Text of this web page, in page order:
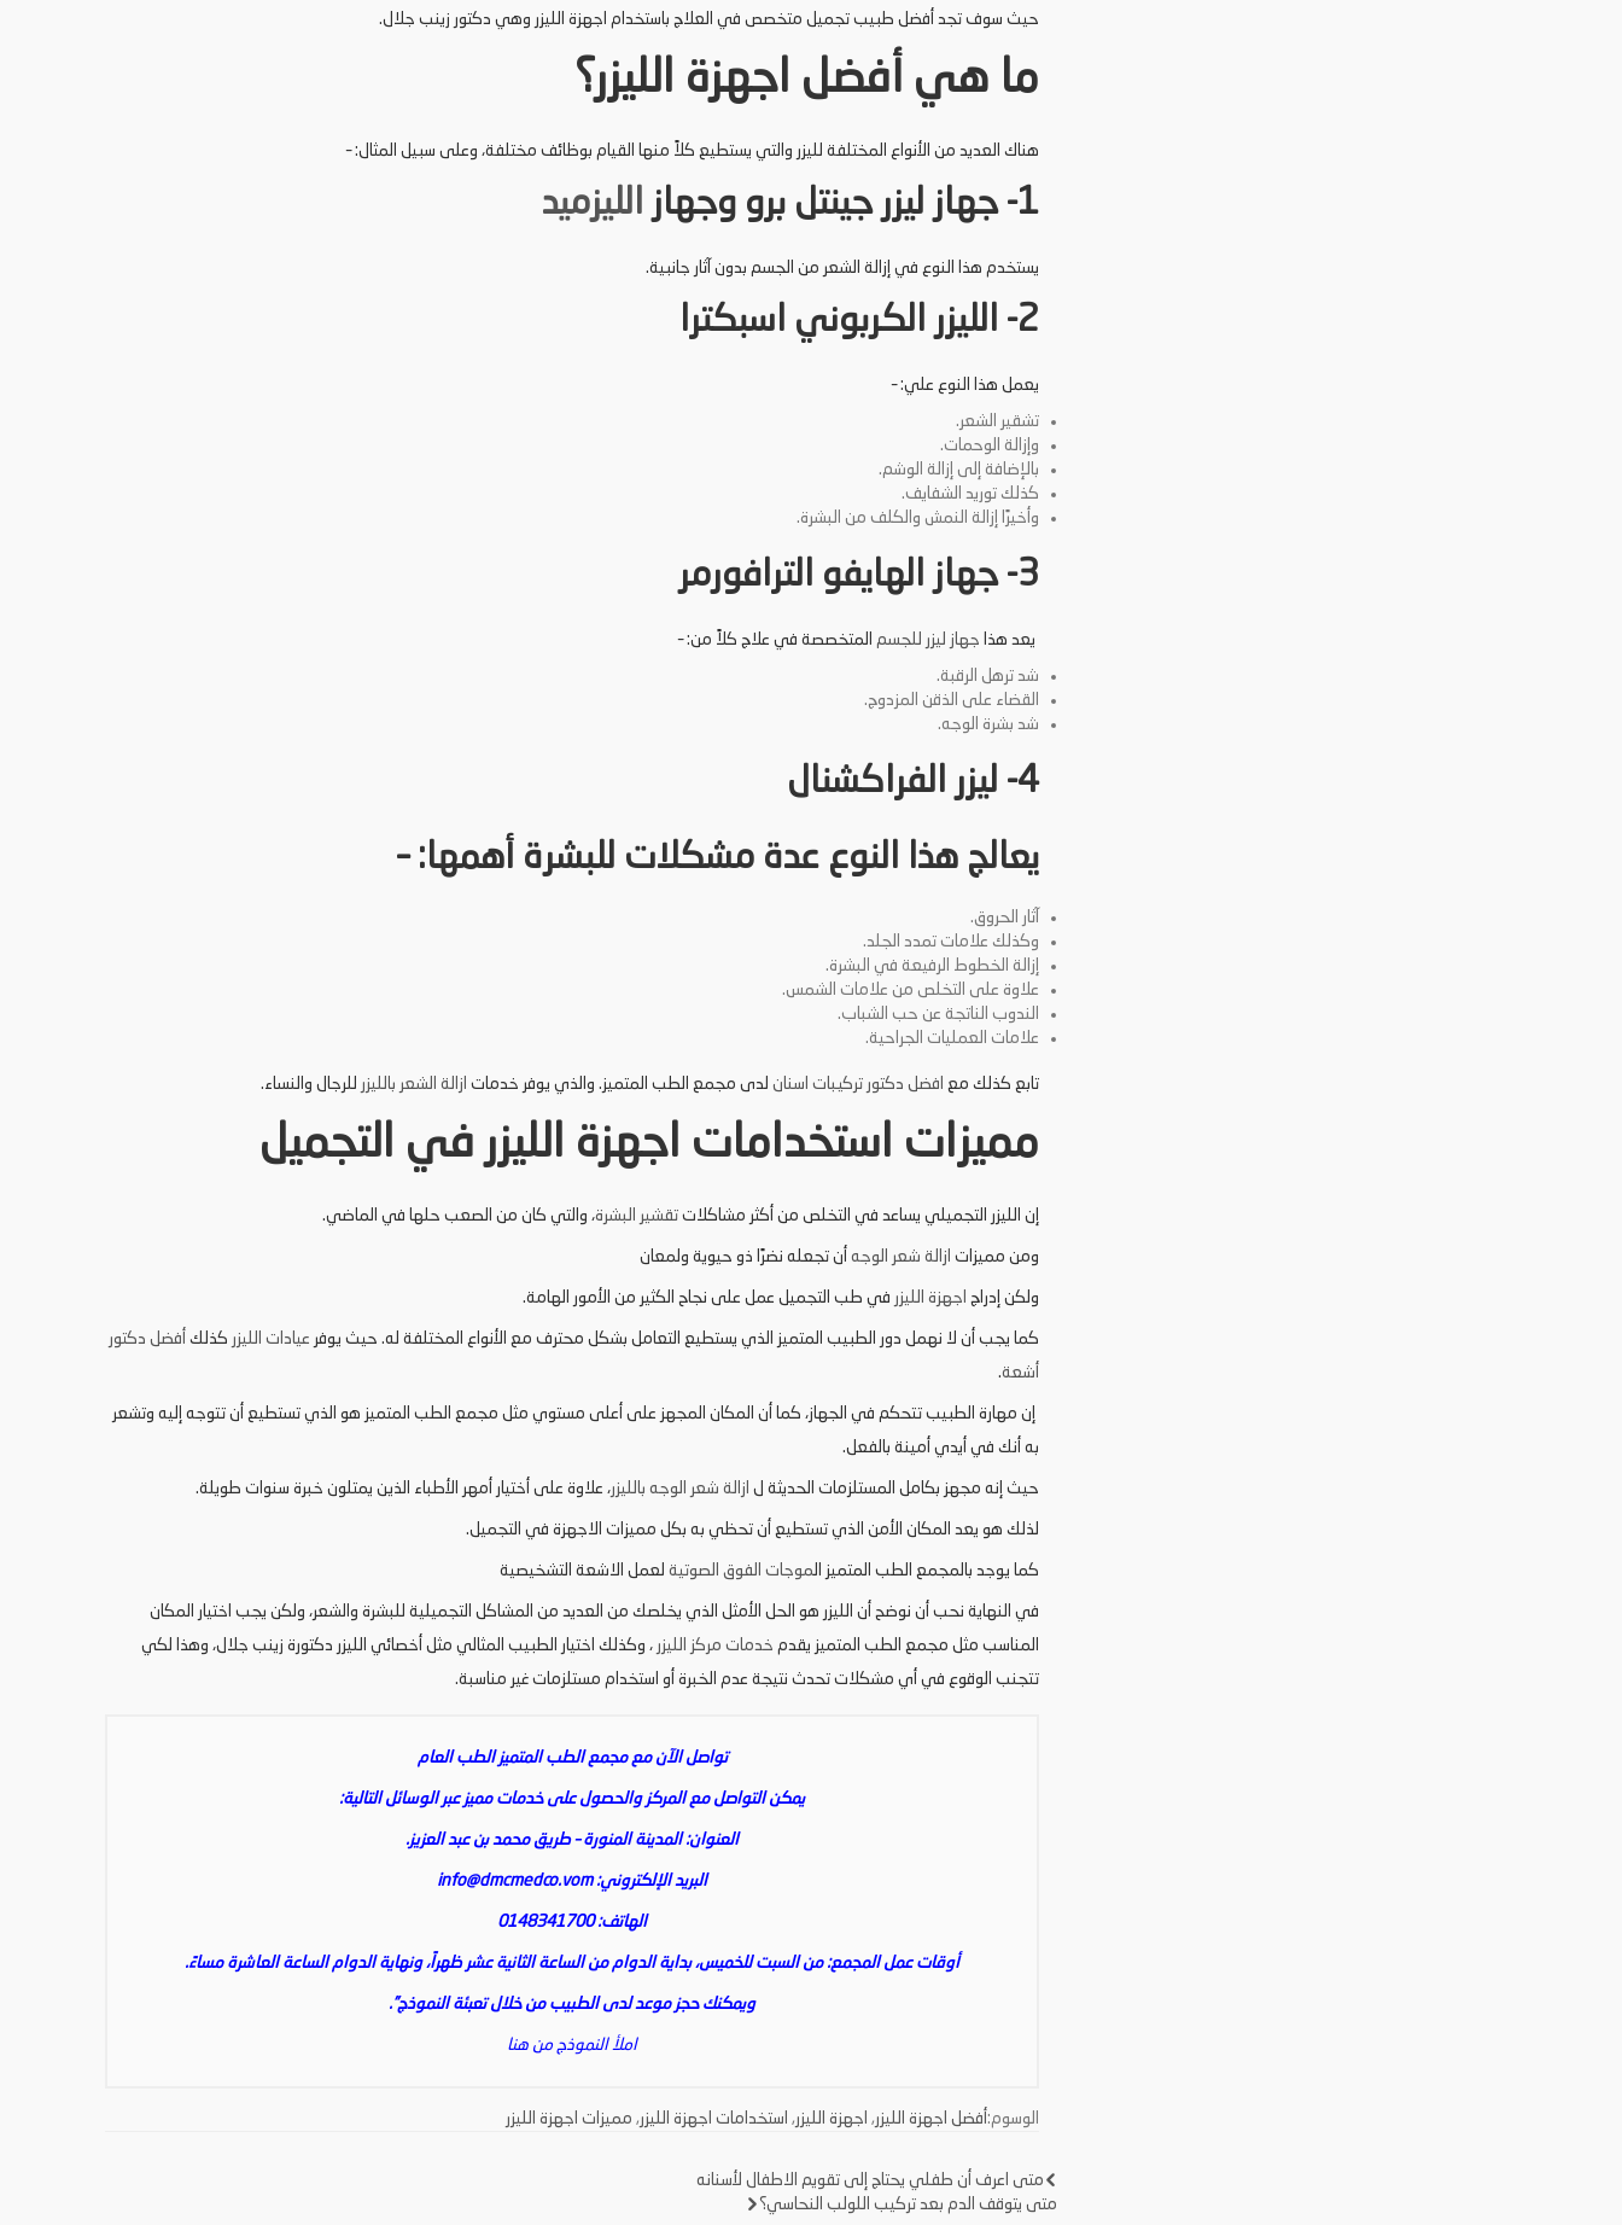
حيث سوف تجد أفضل طبيب تجميل متخصص في العلاج باستخدام اجهزة الليزر وهي دكتور زينب جلال.
ما هي أفضل اجهزة الليزر؟
هناك العديد من الأنواع المختلفة لليزر والتي يستطيع كلاً منها القيام بوظائف مختلفة، وعلى سبيل المثال: –
1- جهاز ليزر جينتل برو وجهاز الليزميد
يستخدم هذا النوع في إزالة الشعر من الجسم بدون آثار جانبية.
2- الليزر الكربوني اسبكترا
يعمل هذا النوع علي: –
تشقير الشعر.
وإزالة الوحمات.
بالإضافة إلى إزالة الوشم.
كذلك توريد الشفايف.
وأخيرًا إزالة النمش والكلف من البشرة.
3- جهاز الهايفو الترافورمر
يعد هذا جهاز ليزر للجسم المتخصصة في علاج كلاً من: –
شد ترهل الرقبة.
القضاء على الذقن المزدوج.
شد بشرة الوجه.
4- ليزر الفراكشنال
يعالج هذا النوع عدة مشكلات للبشرة أهمها: –
آثار الحروق.
وكذلك علامات تمدد الجلد.
إزالة الخطوط الرفيعة في البشرة.
علاوة على التخلص من علامات الشمس.
الندوب الناتجة عن حب الشباب.
علامات العمليات الجراحية.
تابع كذلك مع افضل دكتور تركيبات اسنان لدى مجمع الطب المتميز. والذي يوفر خدمات ازالة الشعر بالليزر للرجال والنساء.
مميزات استخدامات اجهزة الليزر في التجميل
إن الليزر التجميلي يساعد في التخلص من أكثر مشاكلات تقشير البشرة، والتي كان من الصعب حلها في الماضي.
ومن مميزات ازالة شعر الوجه أن تجعله نضرًا ذو حيوية ولمعان
ولكن إدراج اجهزة الليزر في طب التجميل عمل على نجاح الكثير من الأمور الهامة.
كما يجب أن لا نهمل دور الطبيب المتميز الذي يستطيع التعامل بشكل محترف مع الأنواع المختلفة له. حيث يوفر عيادات الليزر كذلك أفضل دكتور
أشعة.
إن مهارة الطبيب تتحكم في الجهاز، كما أن المكان المجهز على أعلى مستوي مثل مجمع الطب المتميز هو الذي تستطيع أن تتوجه إليه وتشعر
به أنك في أيدي أمينة بالفعل.
حيث إنه مجهز بكامل المستلزمات الحديثة ل ازالة شعر الوجه بالليزر، علاوة على أختيار أمهر الأطباء الذين يمتلون خبرة سنوات طويلة.
لذلك هو يعد المكان الأمن الذي تستطيع أن تحظي به بكل مميزات الاجهزة في التجميل.
كما يوجد بالمجمع الطب المتميز الموجات الفوق الصوتية لعمل الاشعة التشخيصية
في النهاية نحب أن نوضح أن الليزر هو الحل الأمثل الذي يخلصك من العديد من المشاكل التجميلية للبشرة والشعر، ولكن يجب اختيار المكان
المناسب مثل مجمع الطب المتميز يقدم خدمات مركز الليزر ، وكذلك اختيار الطبيب المثالي مثل أخصائي الليزر دكتورة زينب جلال، وهذا لكي
تتجنب الوقوع في أي مشكلات تحدث نتيجة عدم الخبرة أو استخدام مستلزمات غير مناسبة.
تواصل الآن مع مجمع الطب المتميز الطب العام
يمكن التواصل مع المركز والحصول على خدمات مميز عبر الوسائل التالية:
العنوان: المدينة المنورة – طريق محمد بن عبد العزيز.
البريد الإلكتروني:info@dmcmedco.vom
الهاتف: 0148341700
أوقات عمل المجمع: من السبت للخميس، بداية الدوام من الساعة الثانية عشر ظهراً، ونهاية الدوام الساعة العاشرة مساءً.
ويمكنك حجز موعد لدى الطبيب من خلال تعبئة النموذج”.
املأ النموذج من هنا
الوسوم: أفضل اجهزة الليزر, اجهزة الليزر, استخدامات اجهزة الليزر, مميزات اجهزة الليزر
تصفّح
متى اعرف أن طفلي يحتاج إلى تقويم الاطفال لأسنانه
متى يتوقف الدم بعد تركيب اللولب النحاسي؟